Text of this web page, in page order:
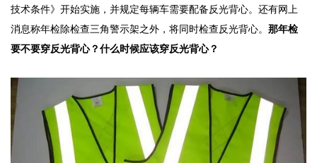
技术条件》开始实施，并规定每辆车需要配备反光背心。还有网上
消息称年检除检查三角警示架之外，将同时检查反光背心。 那年检
要不要穿反光背心？什么时候应该穿反光背心？